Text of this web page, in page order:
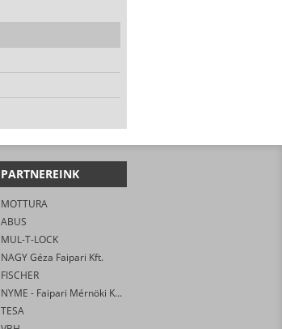
PARTNEREINK
MOTTURA
ABUS
MUL-T-LOCK
NAGY Géza Faipari Kft.
FISCHER
NYME - Faipari Mérnöki Kar
TESA